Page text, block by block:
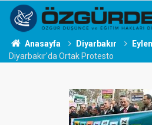
Anasayfa Diyarbakır
Diyarbakır'da Ortak Protesto